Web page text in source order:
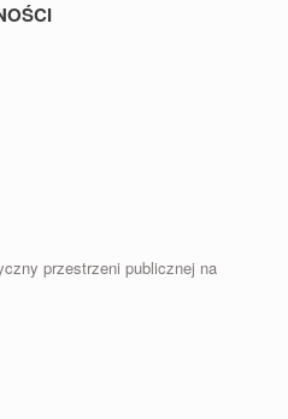
przestrzeni publicznej na